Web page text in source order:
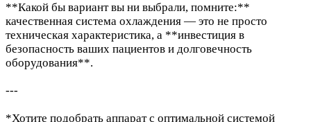
**Какой бы вариант вы ни выбрали, помните:**
качественная система охлаждения — это не просто
техническая характеристика, а **инвестиция в
безопасность ваших пациентов и долговечность
оборудования**.
---
*Хотите подобрать аппарат с оптимальной системой